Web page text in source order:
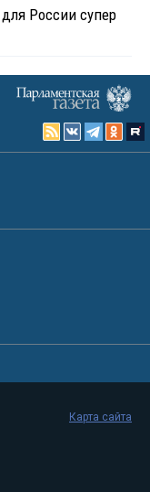
России супер
Карта сайта